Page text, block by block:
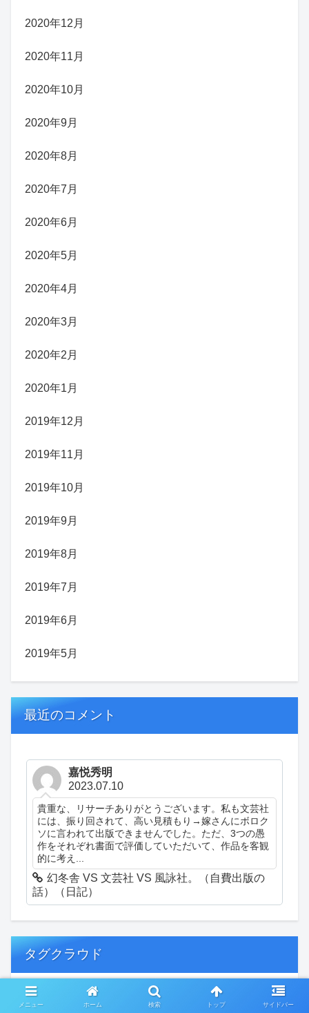
2020年12月
2020年11月
2020年10月
2020年9月
2020年8月
2020年7月
2020年6月
2020年5月
2020年4月
2020年3月
2020年2月
2020年1月
2019年12月
2019年11月
2019年10月
2019年9月
2019年8月
2019年7月
2019年6月
2019年5月
最近のコメント
嘉悦秀明
2023.07.10
貴重な、リサーチありがとうございます。私も文芸社
には、振り回されて、高い見積もり→嫁さんにボロク
ソに言われて出版できませんでした。ただ、3つの愚
作をそれぞれ書面で評価していただいて、作品を客観
的に考え...
幻冬舎 VS 文芸社 VS 風詠社。（自費出版の
話）（日記）
タグクラウド
創作 精神病患者の日常
メニュー ホーム 検索 トップ サイドバー